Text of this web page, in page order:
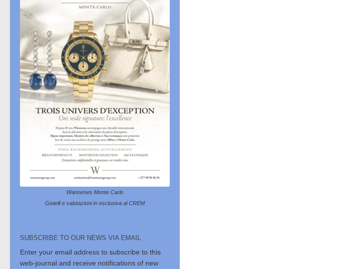
Wannenes Monte Carlo
Gioielli e valutazioni in esclusiva al CREM
SUBSCRIBE TO OUR NEWS VIA EMAIL
Enter your email address to subscribe to this
web-journal and receive notifications of new